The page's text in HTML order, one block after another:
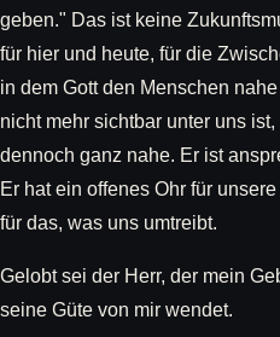
geben." Das ist keine
für hier und heute, für die
in dem Gott den Menschen
nicht mehr sichtbar unter uns
dennoch ganz nahe. Er ist
Er hat ein offenes Ohr für
für das, was uns umtreibt.
Gelobt sei der Herr, der mein
seine Güte von mir wendet.